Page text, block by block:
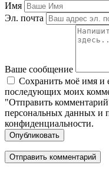
Имя
Эл. почта
Ваше сообщение
Сохранить моё имя и
последующих моих
"Отправить
персональных данных
конфиденциальности.
Опубликовать